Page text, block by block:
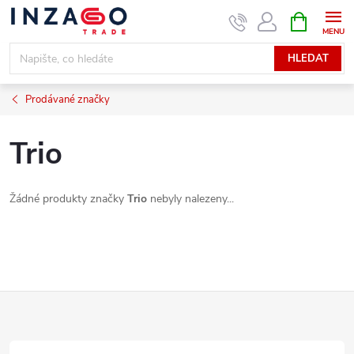
Přejít
obsah
HLEDAT
NÁKUPNÍ
KOŠÍK
Prodávané značky
Trio
Žádné produkty značky Trio nebyly nalezeny...